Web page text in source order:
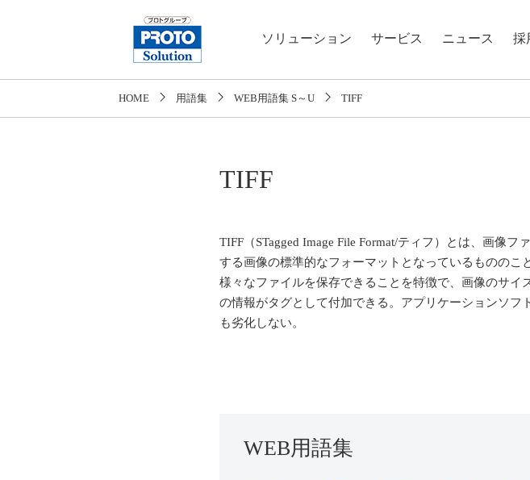
ソリューション サービス ニュース 採
HOME 用語集 WEB用語集 S～U TIFF
TIFF
TIFF（STagged Image File Format/ティフ）とは、画像
する画像の標準的なフォーマットとなっているものの
様々なファイルを保存できることを特徴で、画像のサ
の情報がタグとして付加できる。アプリケーションソ
も劣化しない。
WEB用語集